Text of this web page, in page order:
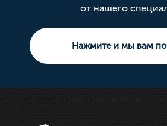
Тип сделки:
3 комнатная
ЗАПИСАТЬСЯ НА
Тип сделки:
750
Площадь: 180.00
Тип сделки:
10 000
ЗАПИСАТЬСЯ НА
Площадь: 10
Тип сделки:
21 100
от нашего
Нажмите и мы вам